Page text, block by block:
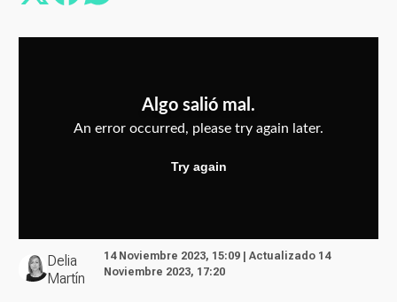
Delia
Martín
14 Noviembre 2023, 15:09 | Actualizado 14
Noviembre 2023, 17:20